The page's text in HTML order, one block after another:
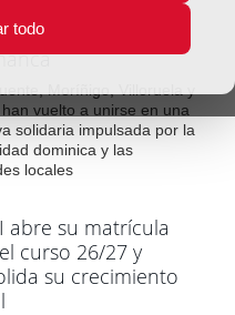
todoen Haití, India y
vuelto a unirse en una
solidaria impulsada por la
dominica y las
locales
abre su matrícula
curso 26/27 y
su crecimiento